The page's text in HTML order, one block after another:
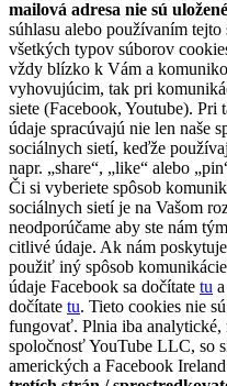
mailová adresa nie sú
súhlasu alebo používaním
všetkých typov súborov
vždy blízko k Vám a
vyhovujúcim, tak pri
siete (Facebook, Youtube). Pri
údaje spracúvajú nie len naše
sociálnych sietí, keďže
napr. „share“, „like“ alebo
Či si vyberiete spôsob
sociálnych sietí je na Vašom
neodporúčame aby ste nám
citlivé údaje. Ak nám
použiť iný spôsob
údaje Facebook sa dočítate tu
dočítate tu. Tieto cookies nie
fungovať. Plnia iba analytické,
spoločnosť YouTube LLC, so
amerických a Facebook